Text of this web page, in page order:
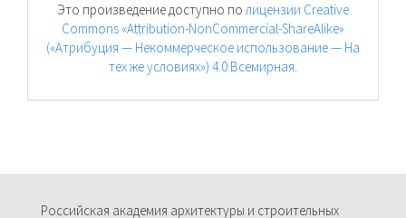
Это произведение доступно полицензии Creative
Commons «Attribution-NonCommercial-ShareAlike»
(«Атрибуция — Некоммерческое использование — На
тех же условиях») 4.0 Всемирная.
Российская академия архитектуры и строительных